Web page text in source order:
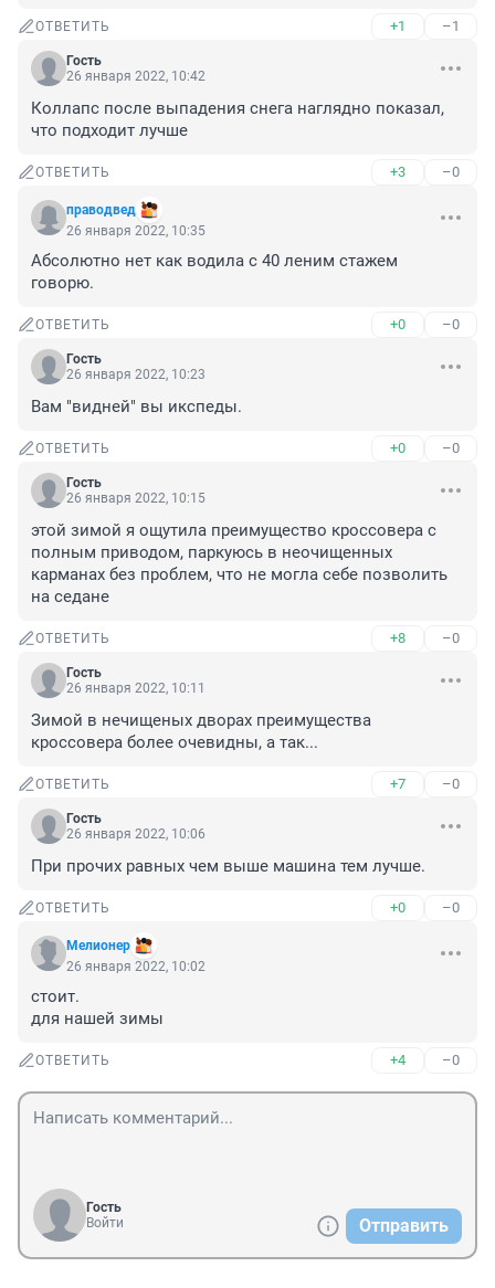
ОТВЕТИТЬ +1 –1
Гость
26 января 2022, 10:42
Коллапс после выпадения снега наглядно показал,
что подходит лучше
ОТВЕТИТЬ +3 –0
праводвед
26 января 2022, 10:35
Абсолютно нет как водила с 40 леним стажем
говорю.
ОТВЕТИТЬ +0 –0
Гость
26 января 2022, 10:23
Вам "видней" вы икспеды.
ОТВЕТИТЬ +0 –0
Гость
26 января 2022, 10:15
этой зимой я ощутила преимущество кроссовера с
полным приводом, паркуюсь в неочищенных
карманах без проблем, что не могла себе позволить
на седане
ОТВЕТИТЬ +8 –0
Гость
26 января 2022, 10:11
Зимой в нечищеных дворах преимущества
кроссовера более очевидны, а так...
ОТВЕТИТЬ +7 –0
Гость
26 января 2022, 10:06
При прочих равных чем выше машина тем лучше.
ОТВЕТИТЬ +0 –0
Мелионер
26 января 2022, 10:02
стоит.
для нашей зимы
ОТВЕТИТЬ +4 –0
Гость
Войти
Отправить